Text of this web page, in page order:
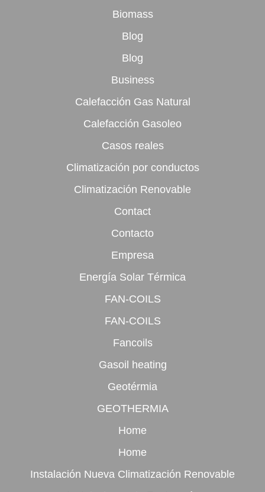
Biomass
Blog
Blog
Business
Calefacción Gas Natural
Calefacción Gasoleo
Casos reales
Climatización por conductos
Climatización Renovable
Contact
Contacto
Empresa
Energía Solar Térmica
FAN-COILS
FAN-COILS
Fancoils
Gasoil heating
Geotérmia
GEOTHERMIA
Home
Home
Instalación Nueva Climatización Renovable